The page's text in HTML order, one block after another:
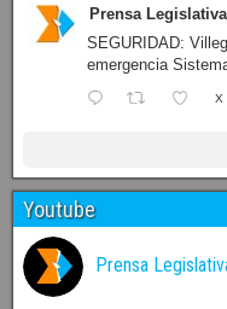
Prensa Legislativa
SEGURIDAD:
emergencia
X
Youtube
Prensa